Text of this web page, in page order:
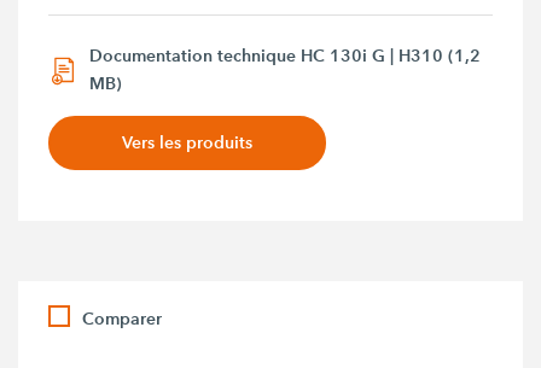
Documentation technique HC 130i G | H310 (1,2
MB)
Vers les produits
Comparer